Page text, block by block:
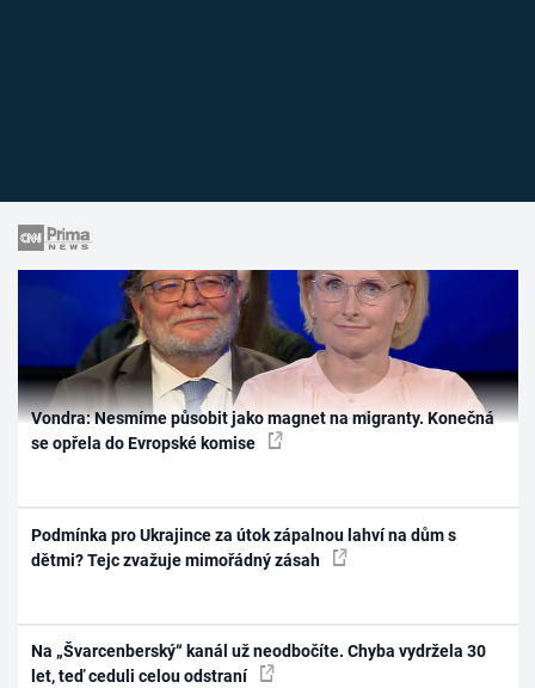
Vondra: Nesmíme působit jako magnet na migranty. Konečná
se opřela do Evropské komise
Podmínka pro Ukrajince za útok zápalnou lahví na dům s
dětmi? Tejc zvažuje mimořádný zásah
Na „Švarcenberský“ kanál už neodbočíte. Chyba vydržela 30
let, teď ceduli celou odstraní